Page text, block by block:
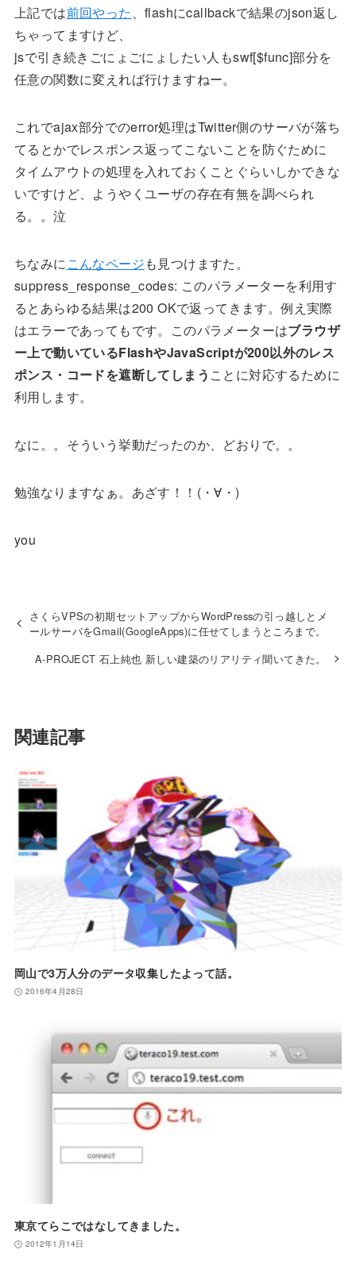
上記では前回やった 、flashにcallbackで結果のjson返し
ちゃってますけど、
jsで引き続きごにょごにょしたい人もswf[$func]部分を
任意の関数に変えれば行けますねー。
これでajax部分でのerror処理はTwitter側のサーバが落ち
てるとかでレスポンス返ってこないことを防ぐために
タイムアウトの処理を入れておくことぐらいしかできな
いですけど、ようやくユーザの存在有無を調べられ
る。。泣
ちなみにこんなページも見つけますた。
suppress_response_codes: このパラメーターを利用す
るとあらゆる結果は200 OKで返ってきます。例え実際
はエラーであってもです。このパラメーターはブラウザ
ー上で動いているFlashやJavaScriptが200以外のレス
ポンス・コードを遮断してしまう ことに対応するために
利用します。
なに。。そういう挙動だったのか、どおりで。。
勉強なりますなぁ。あざす！！(・∀・)
you
さくらVPSの初期セットアップからWordPressの引っ越しとメ
ールサーバをGmail(GoogleApps)に任せてしまうところまで。
A-PROJECT 石上純也 新しい建築のリアリティ聞いてきた。
関連記事
岡山で3万人分のデータ収集したよって話。
2016年4月28日
東京てらこではなしてきました。
2012年1月14日